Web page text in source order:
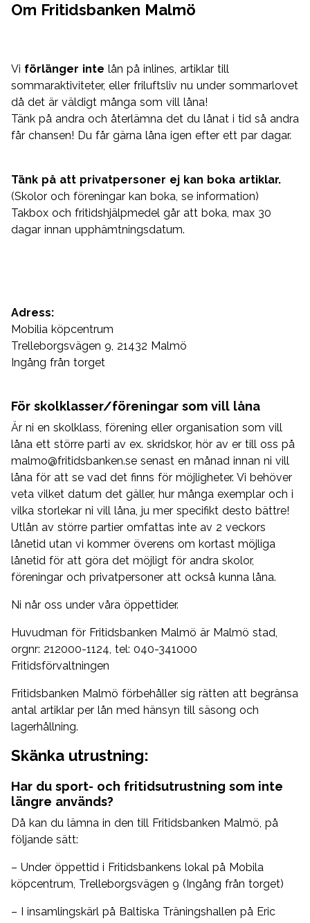
Om Fritidsbanken Malmö
Vi förlänger inte lån på inlines, artiklar till
sommaraktiviteter, eller friluftsliv nu under sommarlovet
då det är väldigt många som vill låna!
Tänk på andra och återlämna det du lånat i tid så andra
får chansen! Du får gärna låna igen efter ett par dagar.
Tänk på att privatpersoner ej kan boka artiklar.
(Skolor och föreningar kan boka, se information)
Takbox och fritidshjälpmedel går att boka, max 30
dagar innan upphämtningsdatum.
Adress:
Mobilia köpcentrum
Trelleborgsvägen 9, 21432 Malmö
Ingång från torget
För skolklasser/föreningar som vill låna
Är ni en skolklass, förening eller organisation som vill
låna ett större parti av ex. skridskor, hör av er till oss på
malmo@fritidsbanken.se senast en månad innan ni vill
låna för att se vad det finns för möjligheter. Vi behöver
veta vilket datum det gäller, hur många exemplar och i
vilka storlekar ni vill låna, ju mer specifikt desto bättre!
Utlån av större partier omfattas inte av 2 veckors
lånetid utan vi kommer överens om kortast möjliga
lånetid för att göra det möjligt för andra skolor,
föreningar och privatpersoner att också kunna låna.
Ni når oss under våra öppettider.
Huvudman för Fritidsbanken Malmö är Malmö stad,
orgnr: 212000-1124, tel: 040-341000
Fritidsförvaltningen
Fritidsbanken Malmö förbehåller sig rätten att begränsa
antal artiklar per lån med hänsyn till säsong och
lagerhållning.
Skänka utrustning:
Har du sport- och fritidsutrustning som inte
längre används?
Då kan du lämna in den till Fritidsbanken Malmö, på
följande sätt:
– Under öppettid i Fritidsbankens lokal på Mobila
köpcentrum, Trelleborgsvägen 9 (Ingång från torget)
– I insamlingskärl på Baltiska Träningshallen på Eric